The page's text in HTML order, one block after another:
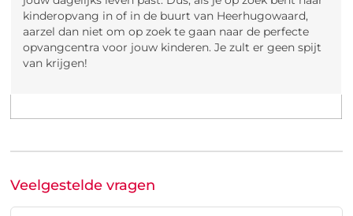
kinderopvang in of in de buurt van Heerhugowaard,
aarzel dan niet om op zoek te gaan naar de perfecte
opvangcentra voor jouw kinderen. Je zult er geen spijt
van krijgen!
Veelgestelde vragen